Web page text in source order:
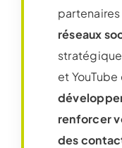
réseaux
et
renforcer
des